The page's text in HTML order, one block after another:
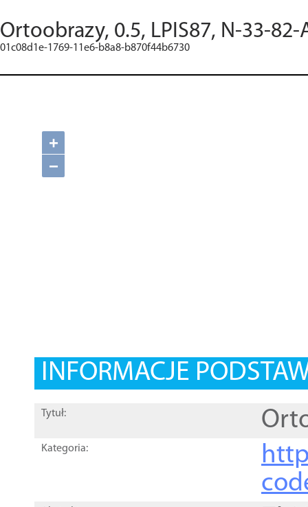
Ortoobrazy, 0.5, LPIS87, N-33-82-
01c08d1e-1769-11e6-b8a8-b870f44b6730
+
−
INFORMACJE
Tytuł:
Kategoria: